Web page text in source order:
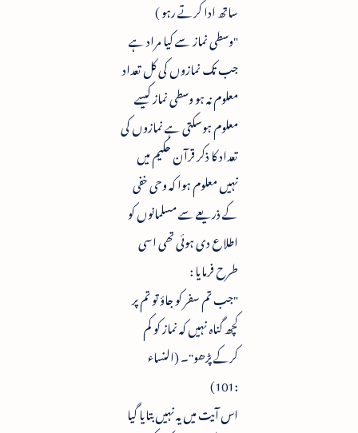
ساتھ ادا کرتے رہو )
"وسطی نماز سے کیا مراد ہے
جب تک نمازوں کی کل تعداد
معلوم نہ ہو وسطی نماز کیسے
معلوم ہوسکتی ہے نمازوں کی
تعداد کا ذکر قرآن حکیم میں
نہیں معلوم ہوا کہ وحی خفی
کے ذریعے سے مسلمانوں کو
اطلاع دی ہوئی تھی اسی
طرح فرمایا :
"جب تم سفر کو جاؤ تو تم پر
کچھ گناہ نہیں کہ نماز کو کم
کرکے پڑھو"۔ (النساء
:101)
اس آیت میں یہ نہیں بتایا گیا